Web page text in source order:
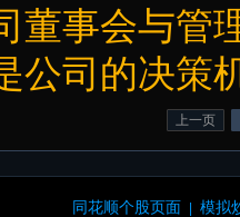
事会与管理
公司的决策
上一页
同花顺个股页面 | 模拟